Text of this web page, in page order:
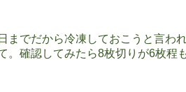
までだから冷凍しておこうと言わ
。確認してみたら8枚切りが6枚程